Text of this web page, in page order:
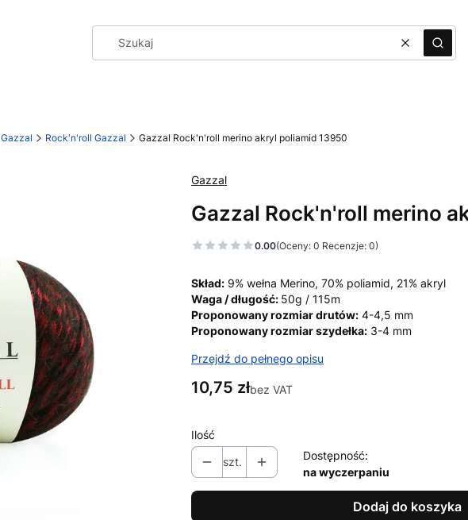
WyczyśćSzukaj
Gazzal Rock'n'roll Gazzal Gazzal Rock'n'roll merino akryl poliamid 13950
Gazzal
Gazzal Rock'n'roll merino
0.00(Oceny: 0 Recenzje: 0)
Skład: 9% wełna Merino, 70% poliamid, 21% akryl
Waga / długość: 50g / 115m
Proponowany rozmiar drutów: 4-4,5 mm
Proponowany rozmiar szydełka: 3-4 mm
Przejdź do pełnego opisu
Cena
10,75 złbez VAT
Ilość
szt.
Dostępność:
na wyczerpaniu
Dodaj do koszyka